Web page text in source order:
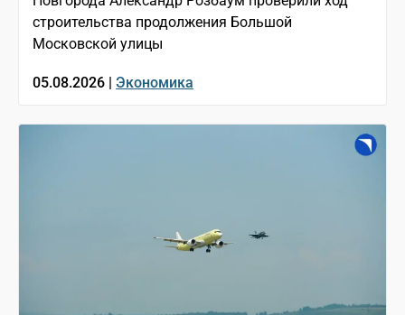
строительства продолжения Большой
Московской улицы
05.08.2026 | Экономика